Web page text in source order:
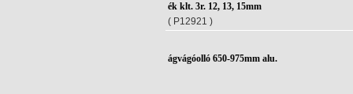
ék klt. 3r. 12, 13, 15mm
( P12921 )
ágvágóolló 650-975mm alu.